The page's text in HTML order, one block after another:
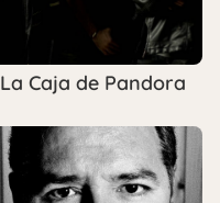
La Caja de Pandora